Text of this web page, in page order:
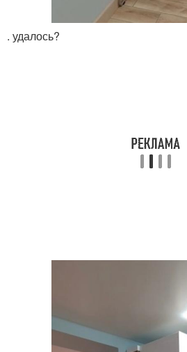
. удалось?